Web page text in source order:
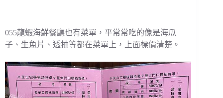
055龍蝦海鮮餐廳也有菜單，平常常吃的像是海瓜
子、生魚片、透抽等都在菜單上，上面標價清楚。